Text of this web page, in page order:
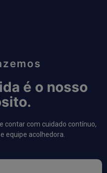
é o nosso
contar com cuidado contínuo,
equipe acolhedora.